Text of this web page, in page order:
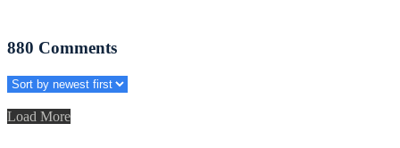
880 Comments
Load More